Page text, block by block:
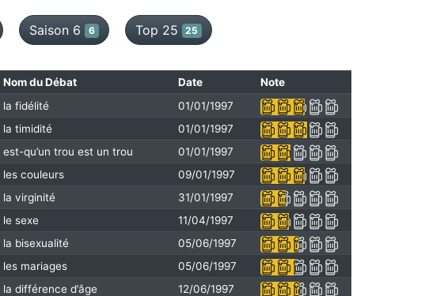
Saison 6 6 Top 25 25
Nom du Débat Date
Note
la fidélité
01/01/1997
la timidité
01/01/1997
est-qu’un trou est un trou
01/01/1997
les couleurs
09/01/1997
la virginité
31/01/1997
le sexe
11/04/1997
la bisexualité
05/06/1997
les mariages
05/06/1997
la différence d’âge
12/06/1997